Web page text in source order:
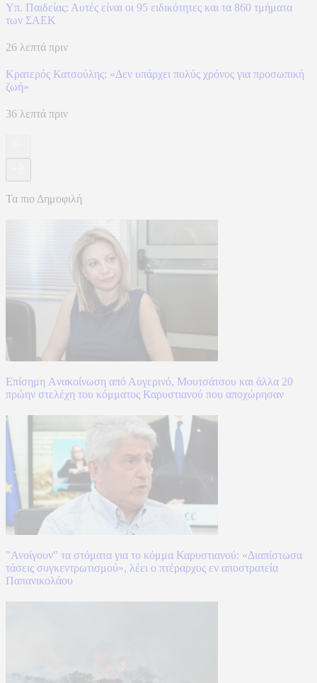
Υπ. Παιδείας: Αυτές είναι οι 95 ειδικότητες και τα 860 τμήματα
των ΣΑΕΚ
26 λεπτά πριν
Κρατερός Κατσούλης: «Δεν υπάρχει πολύς χρόνος για προσωπική
ζωή»
36 λεπτά πριν
Τα πιο Δημοφιλή
Επίσημη Aνακοίνωση από Αυγερινό, Μουτσάτσου και άλλα 20
πρώην στελέχη του κόμματος Καρυστιανού που αποχώρησαν
"Ανοίγουν" τα στόματα για το κόμμα Καρυστιανού: «Διαπίστωσα
τάσεις συγκεντρωτισμού», λέει ο πτέραρχος εν αποστρατεία
Παπανικολάου